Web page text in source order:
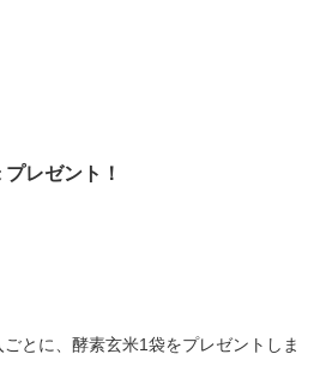
レゼント！
とに、酵素玄米1袋をプレゼント しま